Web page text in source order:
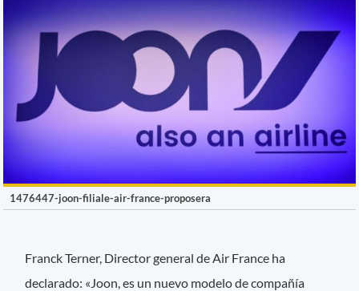
1476447-joon-filiale-air-france-proposera
Franck Terner, Director general de Air France ha
declarado: «Joon, es un nuevo modelo de compañía